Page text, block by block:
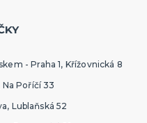
- Praha 1, Křížovnická 8
Na Poříčí 33
Lublaňská 52